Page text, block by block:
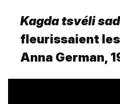
Kagda tsvéli
fleurissaient
Anna German,